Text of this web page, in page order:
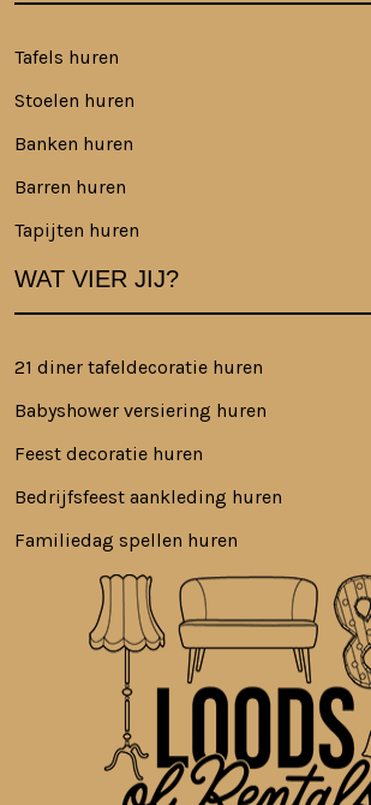
Tafels huren
Stoelen huren
Banken huren
Barren huren
Tapijten huren
WAT VIER JIJ?
21 diner tafeldecoratie huren
Babyshower versiering huren
Feest decoratie huren
Bedrijfsfeest aankleding huren
Familiedag spellen huren